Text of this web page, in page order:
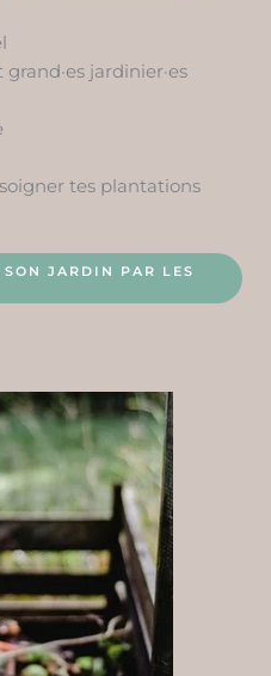
jardinier·es
tes plantations
JARDIN PAR LES